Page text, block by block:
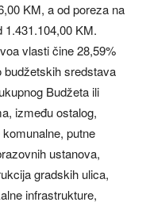
KM, a od poreza na
KM.
vlasti čine 28,59%
budžetskih sredstava
Budžeta ili
između ostalog,
putne
ustanova,
gradskih ulica,
infrastrukture,